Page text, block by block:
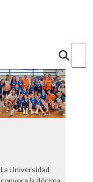
La Universidad